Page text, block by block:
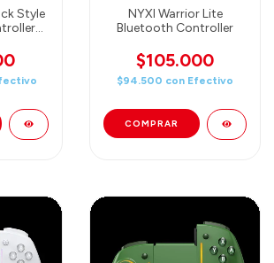
Style
NYXI Warrior Lite
Bluetooth Controller
$105.000
$94.500 con Efectivo